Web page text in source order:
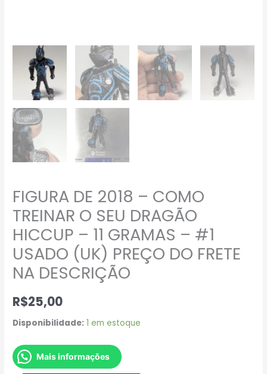
FIGURA DE 2018 – COMO
TREINAR O SEU DRAGÃO
HICCUP – 11 GRAMAS – #1
USADO (UK) PREÇO DO FRETE
NA DESCRIÇÃO
R$25,00
Disponibilidade: 1 em estoque
Mais informações
quantidade